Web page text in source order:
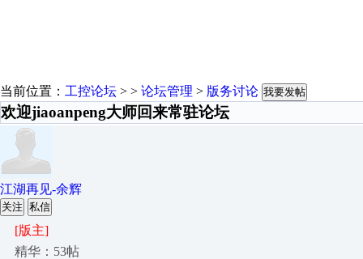
当前位置： 工控论坛 > > 论坛管理 > 版务讨论 我要发帖
欢迎jiaoanpeng大师回来常驻论坛
江湖再见-余辉
关注 私信
[版主]
精华：53帖